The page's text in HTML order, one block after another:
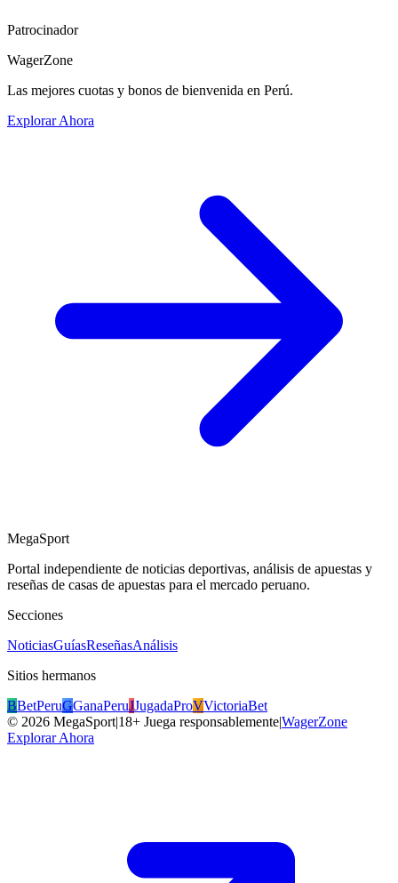
Patrocinador
WagerZone
Las mejores cuotas y bonos de bienvenida en Perú.
Explorar Ahora
MegaSport
Portal independiente de noticias deportivas, análisis de apuestas y
reseñas de casas de apuestas para el mercado peruano.
Secciones
NoticiasGuíasReseñasAnálisis
Sitios hermanos
BBetPeruGGanaPeruJJugadaProVVictoriaBet
© 2026 MegaSport|18+ Juega responsablemente|WagerZone
Explorar Ahora